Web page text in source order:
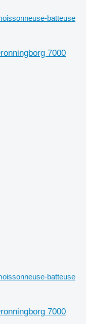
batteuse
7000
batteuse
7000